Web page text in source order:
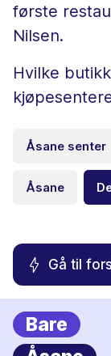
første
Nilsen.
Hvilke
Åsane senter
Åsane
Gå til
Bare